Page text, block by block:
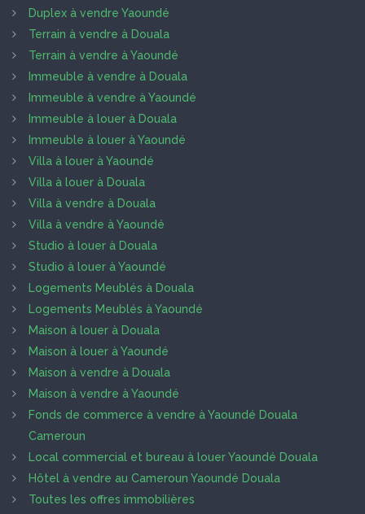
Duplex à vendre Yaoundé
Terrain à vendre à Douala
Terrain à vendre à Yaoundé
Immeuble à vendre à Douala
Immeuble à vendre à Yaoundé
Immeuble à louer à Douala
Immeuble à louer à Yaoundé
Villa à louer à Yaoundé
Villa à louer à Douala
Villa à vendre à Douala
Villa à vendre à Yaoundé
Studio à louer à Douala
Studio à louer à Yaoundé
Logements Meublés à Douala
Logements Meublés à Yaoundé
Maison à louer à Douala
Maison à louer à Yaoundé
Maison à vendre à Douala
Maison à vendre à Yaoundé
Fonds de commerce à vendre à Yaoundé Douala
Cameroun
Local commercial et bureau à louer Yaoundé Douala
Hôtel à vendre au Cameroun Yaoundé Douala
Toutes les offres immobilières